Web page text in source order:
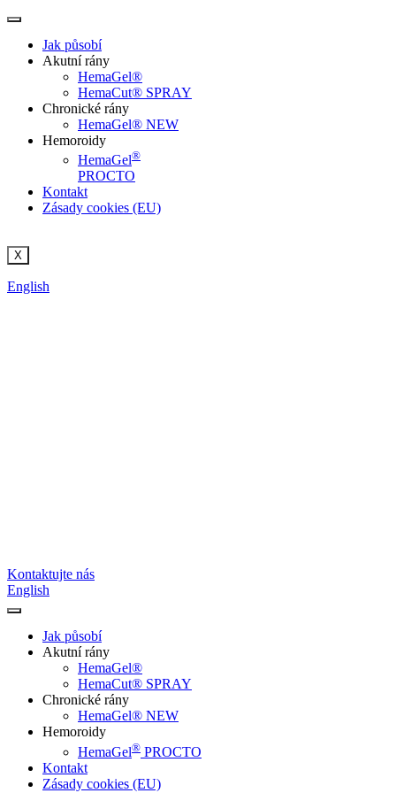
Jak působí
Akutní rány
HemaGel®
HemaCut® SPRAY
Chronické rány
HemaGel® NEW
Hemoroidy
HemaGel®
PROCTO
Kontakt
Zásady cookies (EU)
X
English
Kontaktujte nás
English
Jak působí
Akutní rány
HemaGel®
HemaCut® SPRAY
Chronické rány
HemaGel® NEW
Hemoroidy
HemaGel® PROCTO
Kontakt
Zásady cookies (EU)